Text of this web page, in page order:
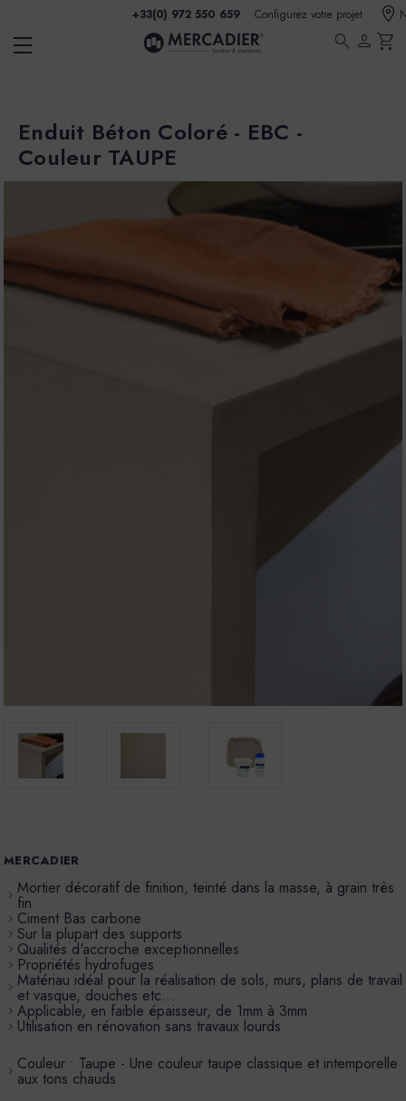
+33(0) 972 550 659 Configurez votre projet
search person shopping_cart
Enduit Béton Coloré - EBC -
Couleur TAUPE
MERCADIER
Mortier décoratif de finition, teinté dans la masse, à grain très
fin
Ciment Bas carbone
Sur la plupart des supports
Qualités d'accroche exceptionnelles
Propriétés hydrofuges
Matériau idéal pour la réalisation de sols, murs, plans de travail
et vasque, douches etc…
Applicable, en faible épaisseur, de 1mm à 3mm
Utilisation en rénovation sans travaux lourds
Couleur : Taupe - Une couleur taupe classique et intemporelle
aux tons chauds